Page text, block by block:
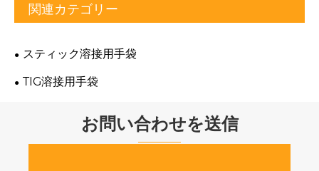
関連カテゴリー
スティック溶接用手袋
TIG溶接用手袋
お問い合わせを送信